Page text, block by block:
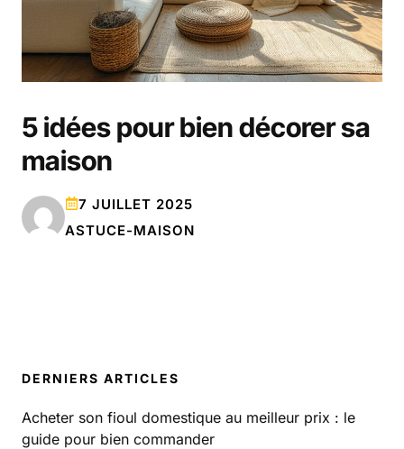
DERNIERS ARTICLES
Acheter son fioul domestique au meilleur prix : le
guide pour bien commander
5 idées pour bien décorer sa
maison
7 JUILLET 2025
ASTUCE-MAISON